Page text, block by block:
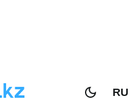
RU